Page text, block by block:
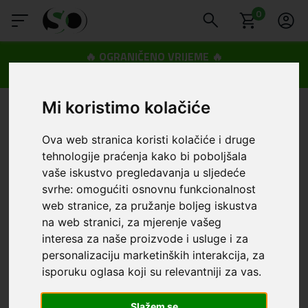
Mi koristimo kolačiće
Ova web stranica koristi kolačiće i druge
tehnologije praćenja kako bi poboljšala
vaše iskustvo pregledavanja u sljedeće
svrhe:omogućiti osnovnu funkcionalnost
web stranice, za pružanje boljeg iskustva
na web stranici, za mjerenje vašeg
interesa za naše proizvode i usluge i za
personalizaciju marketinških interakcija, za
isporuku oglasa koji su relevantniji za vas.
0
🔥 OGRANIČENO VRIJEME 🔥